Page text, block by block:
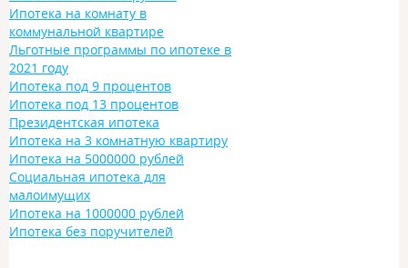
Ипотека на комнату в
коммунальной квартире
Льготные программы по ипотеке в
2021 году
Ипотека под 9 процентов
Ипотека под 13 процентов
Президентская ипотека
Ипотека на 3 комнатную квартиру
Ипотека на 5000000 рублей
Социальная ипотека для
малоимущих
Ипотека на 1000000 рублей
Ипотека без поручителей